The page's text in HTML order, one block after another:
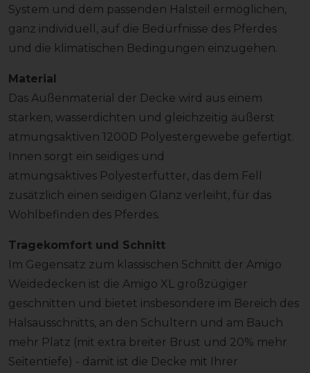
System und dem passenden Halsteil ermöglichen,
ganz individuell, auf die Bedürfnisse des Pferdes
und die klimatischen Bedingungen einzugehen.
Material
Das Außenmaterial der Decke wird aus einem
starken, wasserdichten und gleichzeitig äußerst
atmungsaktiven 1200D Polyestergewebe gefertigt.
Innen sorgt ein seidiges und
atmungsaktives Polyesterfutter, das dem Fell
zusätzlich einen seidigen Glanz verleiht, für das
Wohlbefinden des Pferdes.
Tragekomfort und Schnitt
Im Gegensatz zum klassischen Schnitt der Amigo
Weidedecken ist die Amigo XL großzügiger
geschnitten und bietet insbesondere im Bereich des
Halsausschnitts, an den Schultern und am Bauch
mehr Platz (mit extra breiter Brust und 20% mehr
Seitentiefe) - damit ist die Decke mit Ihrer